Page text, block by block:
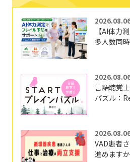
【AI体力
多人数同
言語聴覚
パズル：
VAD患者
進めます